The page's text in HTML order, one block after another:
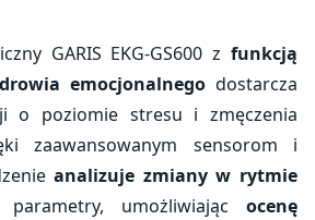
GARIS EKG-GS600 z funkcją
emocjonalnego dostarcza
o poziomie stresu i zmęczenia
zaawansowanym sensorom i
analizuje zmiany w rytmie
umożliwiając ocenę